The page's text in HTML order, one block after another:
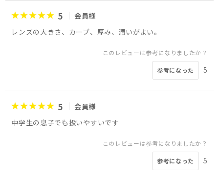
5
会員様
レンズの大きさ、カーブ、厚み、潤いがよい。
このレビューは参考になりましたか？
参考になった 5
5
会員様
中学生の息子でも扱いやすいです
このレビューは参考になりましたか？
参考になった 5